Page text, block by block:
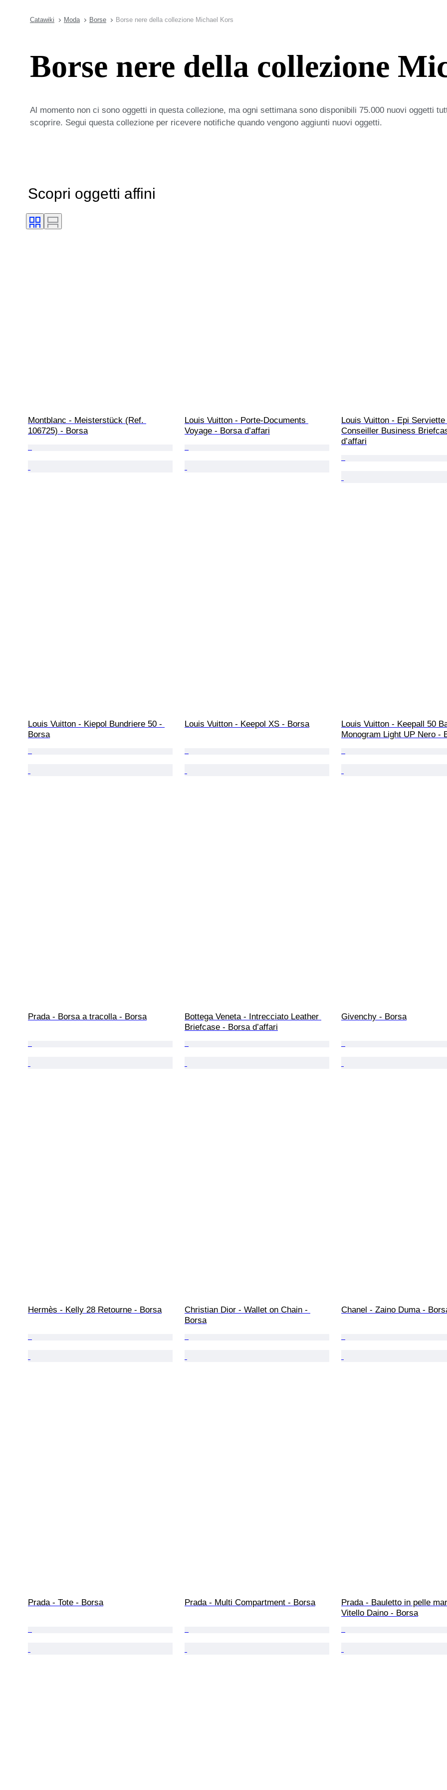
Catawiki Moda Borse Borse nere della collezione Michael Kors
Borse nere della collezione
Al momento non ci sono oggetti in questa collezione, ma ogni settimana sono disponibili 75.000 nuovi oggetti
scoprire. Segui questa collezione per ricevere notifiche quando vengono aggiunti nuovi oggetti.
Scopri oggetti affini
Montblanc - Meisterstück (Ref.
106725) - Borsa
Louis Vuitton - Porte-Documents
Voyage - Borsa d’affari
Louis Vuitton - Epi Serviette
Conseiller Business
d’affari
Louis Vuitton - Kiepol Bundriere 50 -
Borsa
Louis Vuitton - Keepol XS - Borsa
Louis Vuitton - Keepall 50
Monogram Light UP Nero -
Prada - Borsa a tracolla - Borsa
Bottega Veneta - Intrecciato Leather
Briefcase - Borsa d’affari
Givenchy - Borsa
Hermès - Kelly 28 Retourne - Borsa
Christian Dior - Wallet on Chain -
Borsa
Chanel - Zaino Duma -
Prada - Tote - Borsa Prada - Multi Compartment - Borsa
Prada - Bauletto in pelle
Vitello Daino - Borsa